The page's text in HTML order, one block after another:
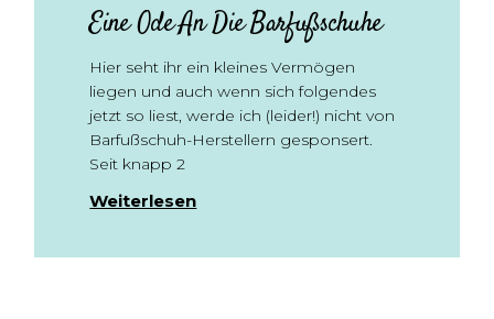
Eine Ode An Die Barfußschuhe
Hier seht ihr ein kleines Vermögen
liegen und auch wenn sich folgendes
jetzt so liest, werde ich (leider!) nicht von
Barfußschuh-Herstellern gesponsert.
Seit knapp 2
Weiterlesen